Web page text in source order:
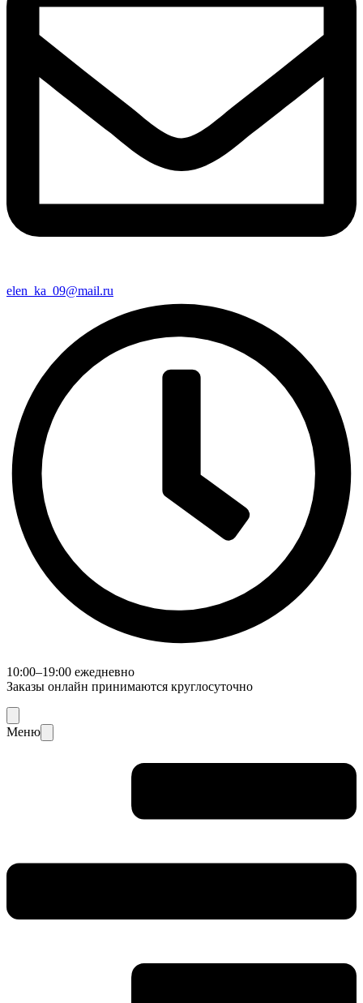
elen_ka_09@mail.ru
10:00–19:00 ежедневно
Заказы онлайн принимаются круглосуточно
Меню